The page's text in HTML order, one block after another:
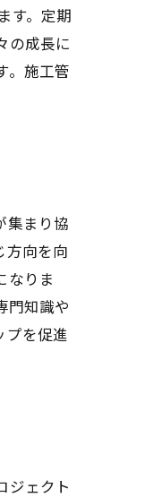
す。定期
の成長に
。施工管
集まり協
方向を向
なりま
門知識や
プを促進
ジェクト